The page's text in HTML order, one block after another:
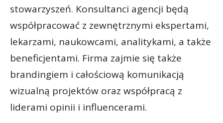
stowarzyszeń. Konsultanci agencji będą
współpracować z zewnętrznymi ekspertami,
lekarzami, naukowcami, analitykami, a także
beneficjentami. Firma zajmie się także
brandingiem i całościową komunikacją
wizualną projektów oraz współpracą z
liderami opinii i influencerami.